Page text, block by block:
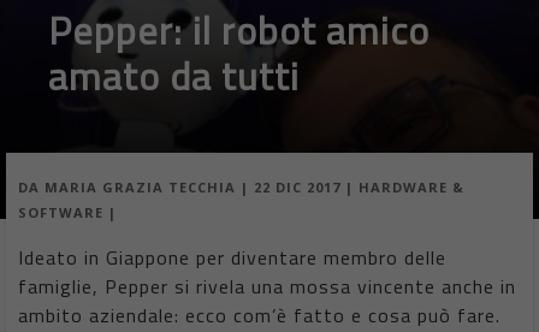
Pepper: il robot amico
amato da tutti
DA MARIA GRAZIA TECCHIA | 22 DIC 2017 | HARDWARE &
SOFTWARE |
Ideato in Giappone per diventare membro delle
famiglie, Pepper si rivela una mossa vincente anche in
ambito aziendale: ecco com’è fatto e cosa può fare.